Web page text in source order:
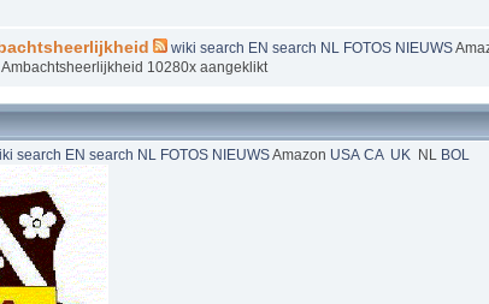
wiki search EN search NL FOTOS NIEUWS
10280x aangeklikt
search EN search NL FOTOS NIEUWSAmazon USA CA UK NL BOL